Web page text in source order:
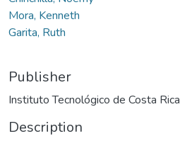
Mora, Kenneth
Garita, Ruth
Publisher
Instituto Tecnológico de Costa Rica
Description